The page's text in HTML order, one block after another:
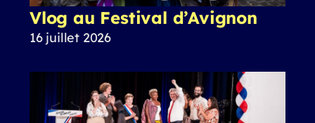
Vlog au Festival d’Avignon
16 juillet 2026